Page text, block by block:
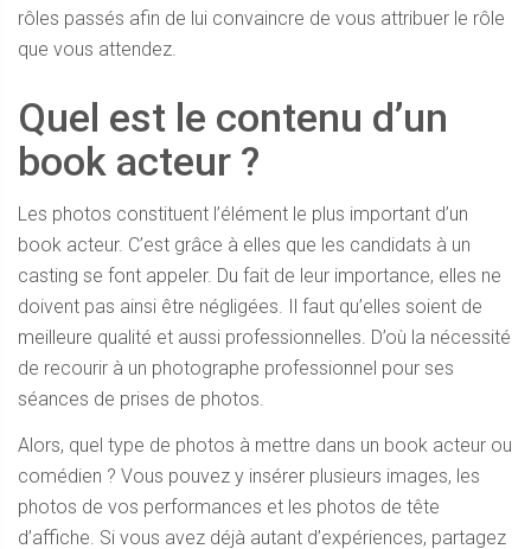
rôles passés afin de lui convaincre de vous attribuer le rôle
que vous attendez.
Quel est le contenu d’un
book acteur ?
Les photos constituent l’élément le plus important d’un
book acteur. C’est grâce à elles que les candidats à un
casting se font appeler. Du fait de leur importance, elles ne
doivent pas ainsi être négligées. Il faut qu’elles soient de
meilleure qualité et aussi professionnelles. D’où la nécessité
de recourir à un photographe professionnel pour ses
séances de prises de photos.
Alors, quel type de photos à mettre dans un book acteur ou
comédien ? Vous pouvez y insérer plusieurs images, les
photos de vos performances et les photos de tête
d’affiche. Si vous avez déjà autant d’expériences, partagez